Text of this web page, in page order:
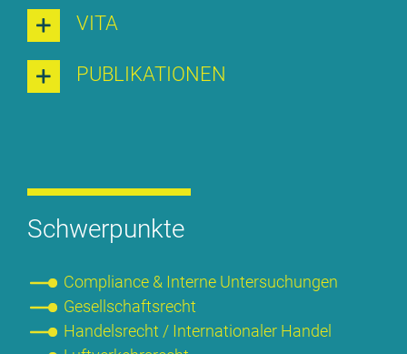
VI­TA
PU­BLI­KA­TIO­NEN
Schwer­punk­te
Com­pli­ance & In­ter­ne Un­ter­su­chun­gen
Ge­sell­schafts­recht
Han­dels­recht / In­ter­na­tio­na­ler Han­del